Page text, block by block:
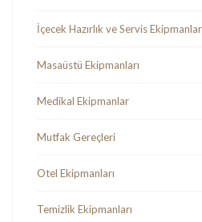
İçecek Hazırlık ve Servis
Masaüstü Ekipmanları
Medikal Ekipmanlar
Mutfak Gereçleri
Otel Ekipmanları
Temizlik Ekipmanları